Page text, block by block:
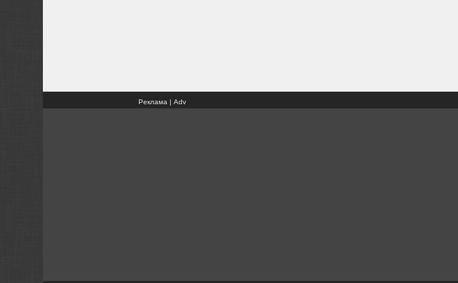
Реклама | Adv